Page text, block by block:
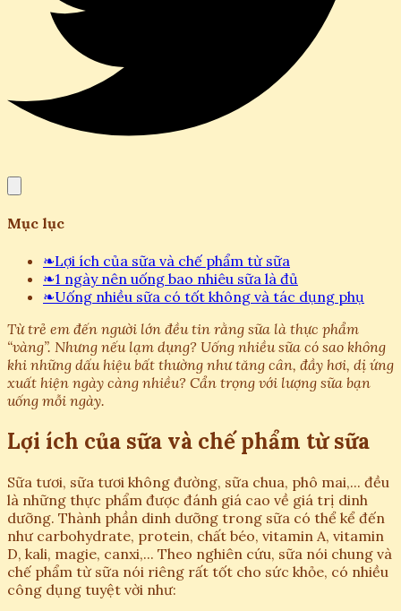
Mục lục
❧Lợi ích của sữa và chế phẩm từ sữa
❧1 ngày nên uống bao nhiêu sữa là đủ
❧Uống nhiều sữa có tốt không và tác dụng phụ
Từ trẻ em đến người lớn đều tin rằng sữa là thực phẩm
“vàng”. Nhưng nếu lạm dụng? Uống nhiều sữa có sao không
khi những dấu hiệu bất thường như tăng cân, đầy hơi, dị ứng
xuất hiện ngày càng nhiều? Cẩn trọng với lượng sữa bạn
uống mỗi ngày.
Lợi ích của sữa và chế phẩm từ sữa
Sữa tươi, sữa tươi không đường, sữa chua, phô mai,... đều
là những thực phẩm được đánh giá cao về giá trị dinh
dưỡng. Thành phần dinh dưỡng trong sữa có thể kể đến
như carbohydrate, protein, chất béo, vitamin A, vitamin
D, kali, magie, canxi,... Theo nghiên cứu, sữa nói chung và
chế phẩm từ sữa nói riêng rất tốt cho sức khỏe, có nhiều
công dụng tuyệt vời như: